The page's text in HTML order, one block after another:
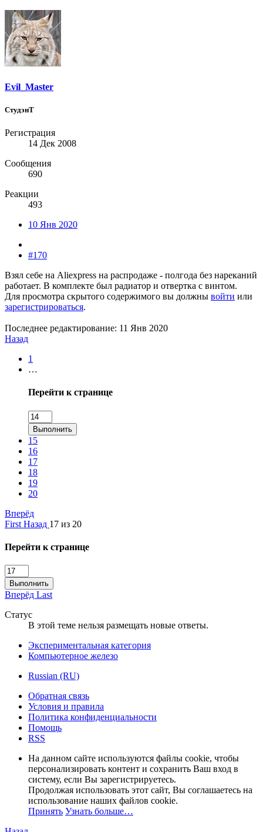
Evil_Master
СтудэнТ
Регистрация
14 Дек 2008
Сообщения
690
Реакции
493
10 Янв 2020
#170
Взял себе на Aliexpress на распродаже - полгода без нареканий
работает. В комплекте был радиатор и отвертка с винтом.
Для просмотра скрытого содержимого вы должны войти или
зарегистрироваться.
Последнее редактирование: 11 Янв 2020
Назад
1
…
Перейти к странице
Выполнить
15
16
17
18
19
20
Вперёд
First Назад 17 из 20
Перейти к странице
Выполнить
Вперёд Last
Статус
В этой теме нельзя размещать новые ответы.
Экспериментальная категория
Компьютерное железо
Russian (RU)
Обратная связь
Условия и правила
Политика конфиденциальности
Помощь
RSS
На данном сайте используются файлы cookie, чтобы
персонализировать контент и сохранить Ваш вход в
систему, если Вы зарегистрируетесь.
Продолжая использовать этот сайт, Вы соглашаетесь на
использование наших файлов cookie.
Принять Узнать больше…